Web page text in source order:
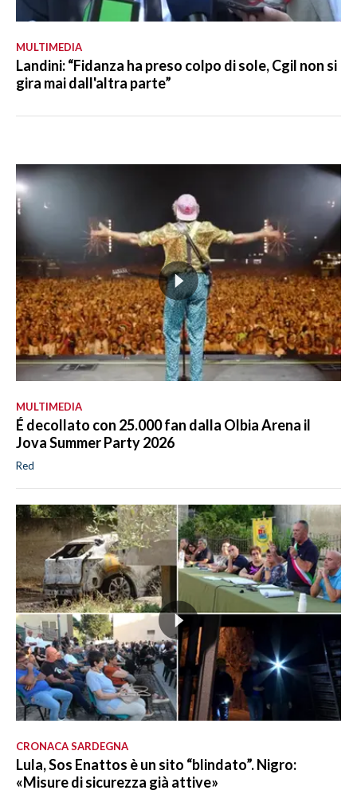
MULTIMEDIA
Landini: “Fidanza ha preso colpo di sole, Cgil non si
gira mai dall'altra parte”
MULTIMEDIA
É decollato con 25.000 fan dalla Olbia Arena il
Jova Summer Party 2026
Red
CRONACA SARDEGNA
Lula, Sos Enattos è un sito “blindato”. Nigro:
«Misure di sicurezza già attive»